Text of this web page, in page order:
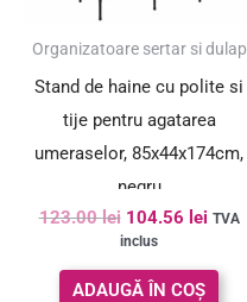
SUPER PREȚ!
Organizatoare sertar si dulap
Stand de haine cu polite si
tije pentru agatarea
umeraselor, 85x44x174cm,
negru
123.00lei 104.56 lei TVA
inclus
ADAUGĂ ÎN COȘ